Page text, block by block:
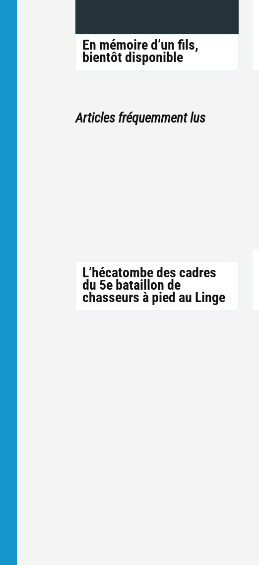
En mémoire d’un fils,
bientôt disponible
Articles fréquemment lus
L’hécatombe des cadres
du 5e bataillon de
chasseurs à pied au Linge